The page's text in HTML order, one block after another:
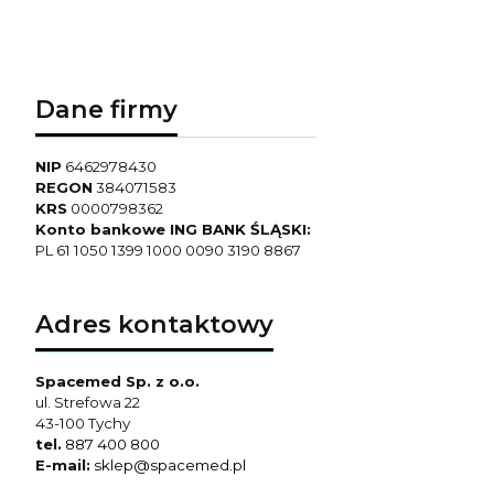
Dane firmy
NIP 6462978430
REGON384071583
KRS 0000798362
Konto bankowe ING BANK ŚLĄSKI:
PL 61 1050 1399 1000 0090 3190 8867
Adres kontaktowy
Spacemed Sp. z o.o.
ul. Strefowa 22
43-100 Tychy
tel. 887 400 800
E-mail: sklep@spacemed.pl